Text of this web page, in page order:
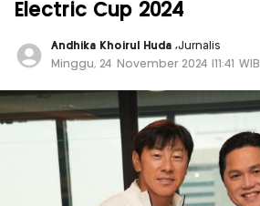
Electric Cup 2024
Andhika Khoirul Huda,Jurnalis
Minggu, 24 November 2024 |11:41 WIB